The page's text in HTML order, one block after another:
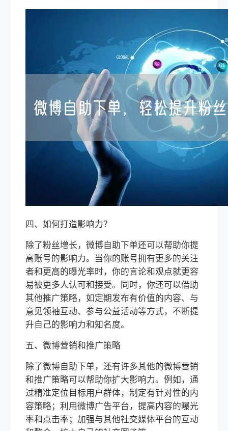
四、如何打造影响力？
除了粉丝增长，微博自助下单还可以帮助你提
高账号的影响力。当你的账号拥有更多的关注
者和更高的曝光率时，你的言论和观点就更容
易被更多人认可和接受。同时，你还可以借助
其他推广策略，如定期发布有价值的内容、与
意见领袖互动、参与公益活动等方式，不断提
升自己的影响力和知名度。
五、微博营销和推广策略
除了微博自助下单，还有许多其他的微博营销
和推广策略可以帮助你扩大影响力。例如，通
过精准定位目标用户群体，制定有针对性的内
容策略；利用微博广告平台，提高内容的曝光
率和点击率；加强与其他社交媒体平台的互动